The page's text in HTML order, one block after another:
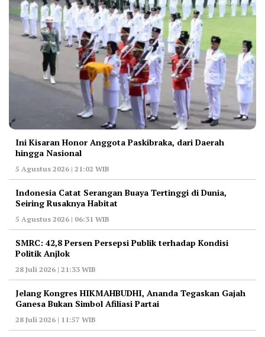
Ini Kisaran Honor Anggota Paskibraka, dari Daerah
hingga Nasional
5 Agustus 2026 | 21:02 WIB
Indonesia Catat Serangan Buaya Tertinggi di Dunia,
Seiring Rusaknya Habitat
5 Agustus 2026 | 06:31 WIB
‎SMRC: 42,8 Persen Persepsi Publik terhadap Kondisi
Politik Anjlok
28 Juli 2026 | 21:33 WIB
‎Jelang Kongres HIKMAHBUDHI, Ananda Tegaskan Gajah
Ganesa Bukan Simbol Afiliasi Partai
28 Juli 2026 | 11:57 WIB